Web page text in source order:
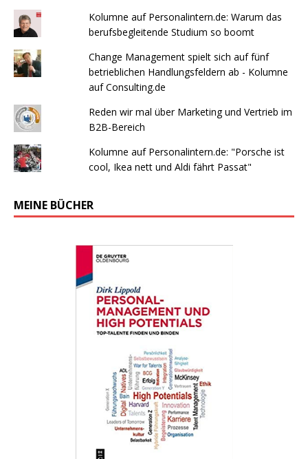
Kolumne auf Personalintern.de: Warum das
berufsbegleitende Studium so boomt
Change Management spielt sich auf fünf
betrieblichen Handlungsfeldern ab - Kolumne
auf Consulting.de
Reden wir mal über Marketing und Vertrieb im
B2B-Bereich
Kolumne auf Personalintern.de: "Porsche ist
cool, Ikea nett und Aldi fährt Passat"
MEINE BÜCHER